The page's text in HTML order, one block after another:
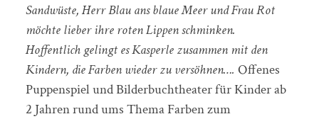
Sandwüste, Herr Blau ans blaue Meer und Frau Rot
möchte lieber ihre roten Lippen schminken.
Hoffentlich gelingt es Kasperle zusammen mit den
Kindern, die Farben wieder zu versöhnen…. Offenes
Puppenspiel und Bilderbuchtheater für Kinder ab
2 Jahren rund ums Thema Farben zum